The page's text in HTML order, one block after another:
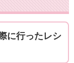
に行ったレシ